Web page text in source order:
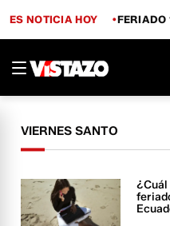
ES NOTICIA HOY FERIADO
VIERNES SANTO